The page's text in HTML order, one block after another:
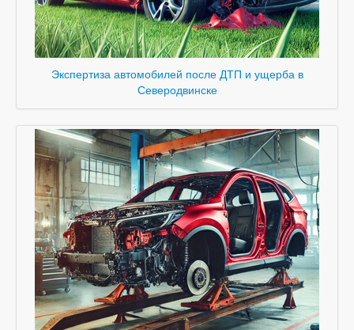
Экспертиза автомобилей после ДТП и ущерба в
Северодвинске